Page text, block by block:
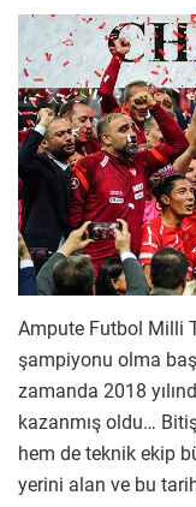
Ampute Futbol Milli
şampiyonu olma
zamanda 2018
kazanmış oldu…
hem de teknik ekip
yerini alan ve bu